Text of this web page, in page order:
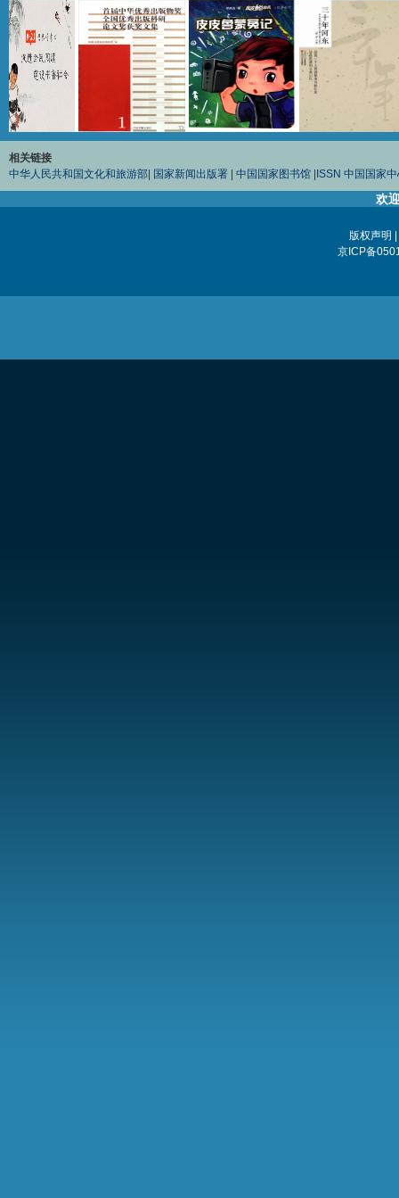
相关链接
中华人民共和国文化和旅游部 国家新闻出版署 中国国家图书馆 ISSN 中国国家
欢
版权声明
京ICP备